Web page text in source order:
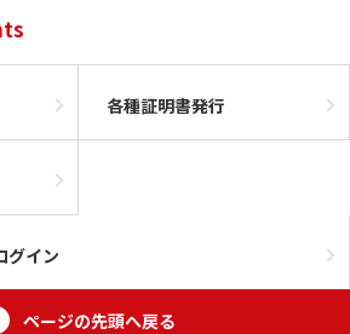
各種証明書発行
グイン
ページの先頭へ戻る